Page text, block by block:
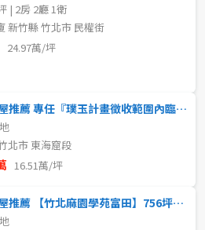
店面
土地
| 2房 2廳 1衛
新竹縣 竹北市 民權街
24.97萬/坪
新竹好屋推薦 專任『璞玉計畫徵收範圍內臨路美農地』
北市 東海窟段
16.51萬/坪
新竹好屋推薦 【竹北麻園學苑富田】756坪美農地 稀有釋出